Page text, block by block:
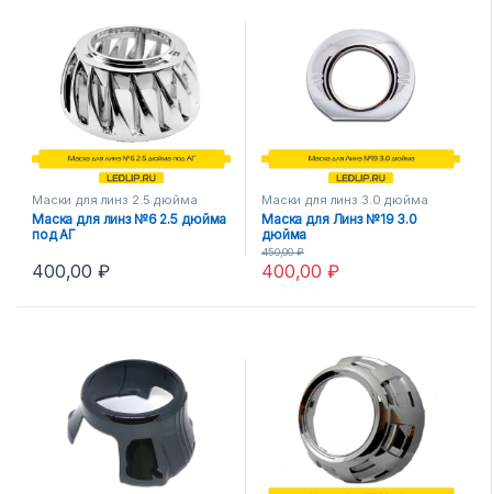
Маски для линз 2.5 дюйма
Маска для линз №6 2.5 дюйма
под АГ
400,00₽
Маски для линз 3.0 дюйма
Маска для Линз №19 3.0
дюйма
400,00₽
450,00₽